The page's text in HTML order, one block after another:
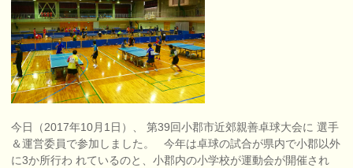
今日（2017年10月1日）、 第39回小郡市近郊親善卓球大会に 選手
＆運営委員で参加しました。 今年は卓球の試合が県内で小郡以外
に3か所行わ れているのと、小郡内の小学校が運動会が開催され